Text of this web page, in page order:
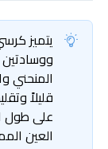
المنحني
قليلاً
على طول
العين